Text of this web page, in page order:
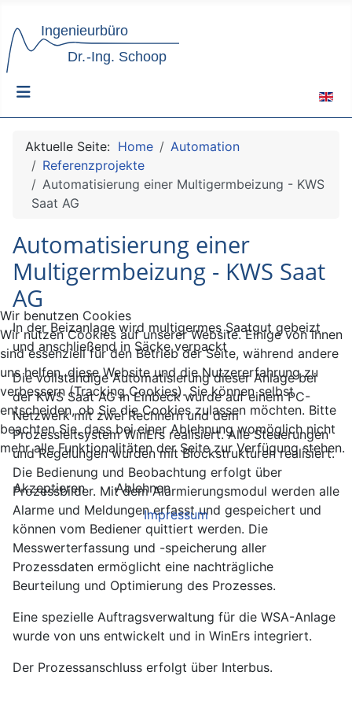
Aktuelle Seite: Home
Automation
Referenzprojekte
Automatisierung einer Multigermbeizung - KWS
Saat AG
Automatisierung einer
Multigermbeizung - KWS Saat
AG
In der Beizanlage wird multigermes Saatgut gebeizt
und anschließend in Säcke verpackt
Die vollständige Automatisierung dieser Anlage bei
der KWS Saat AG in Einbeck wurde auf einem PC-
Netzwerk mit zwei Rechnern und dem
Prozessleitsystem WinErs realisiert. Alle Steuerungen
und Regelungen wurden mit Blockstrukturen realisiert.
Die Bedienung und Beobachtung erfolgt über
Prozessbilder. Mit dem Alarmierungsmodul werden alle
Alarme und Meldungen erfasst und gespeichert und
können vom Bediener quittiert werden. Die
Messwerterfassung und -speicherung aller
Prozessdaten ermöglicht eine nachträgliche
Beurteilung und Optimierung des Prozesses.
Eine spezielle Auftragsverwaltung für die WSA-Anlage
wurde von uns entwickelt und in WinErs integriert.
Der Prozessanschluss erfolgt über Interbus.
Wir benutzen Cookies
Wir nutzen Cookies auf unserer Website. Einige von ihnen
sind essenziell für den Betrieb der Seite, während andere
uns helfen, diese Website und die Nutzererfahrung zu
verbessern (Tracking Cookies). Sie können selbst
entscheiden, ob Sie die Cookies zulassen möchten. Bitte
beachten Sie, dass bei einer Ablehnung womöglich nicht
mehr alle Funktionalitäten der Seite zur Verfügung stehen.
Akzeptieren
Ablehnen
Impressum